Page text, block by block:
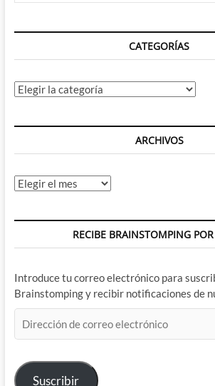
hacer
a
Nuevos
Dioses
CATEGORÍAS
Categorías
ARCHIVOS
Archivos
RECIBE BRAINSTOMPING
Introduce tu correo electrónico para
Brainstomping y recibir notificaciones de
de
electrónico
Suscribir